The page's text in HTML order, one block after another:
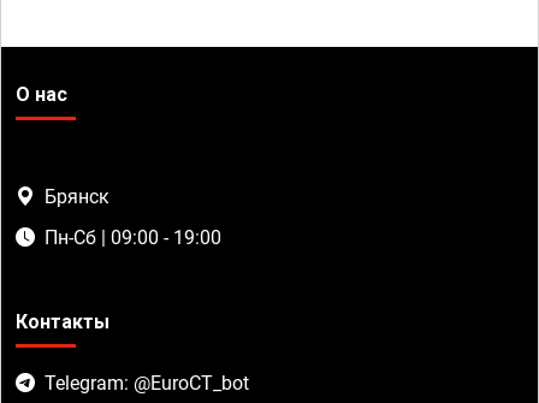
О нас
Брянск
Пн-Сб | 09:00 - 19:00
Контакты
Telegram: @EuroCT_bot